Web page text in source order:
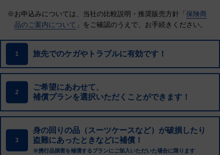
※お申込みについては、当社の比較説明・推奨販売方針「 保険商
品のご案内について 」をご確認のうえで、 お手続きください。
1 旅先でのケガやトラブルに有効です！
2
ご希望にあわせて、
補償プランを選択いただくことができます！
3
身の回りの品（スーツケースなど）が破損したり
盗難にあったときなどに補償！
※携行品損害を補償するプランにご加入いただいた場合に限ります